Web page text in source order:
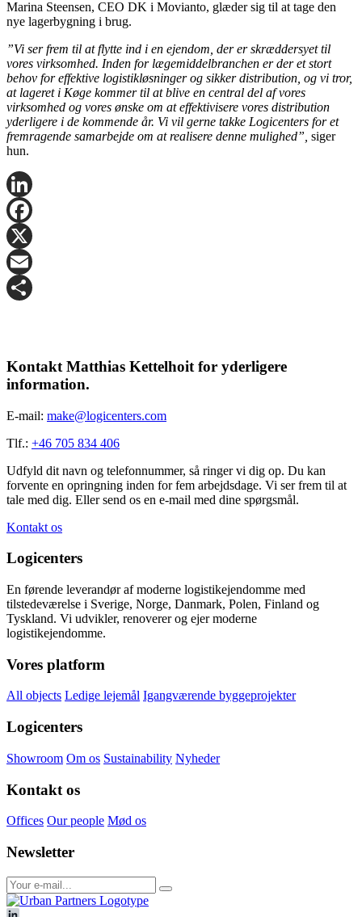
Marina Steensen, CEO DK i Movianto, glæder sig til at tage den
nye lagerbygning i brug.
”Vi ser frem til at flytte ind i en ejendom, der er skræddersyet til
vores virksomhed. Inden for lægemiddelbranchen er der et stort
behov for effektive logistikløsninger og sikker distribution, og vi tror,
at lageret i Køge kommer til at blive en central del af vores
virksomhed og vores ønske om at effektivisere vores distribution
yderligere i de kommende år. Vi vil gerne takke Logicenters for et
fremragende samarbejde om at realisere denne mulighed”, siger
hun.
LinkedIn
Facebook
X
Email
Kontakt Matthias Kettelhoit for yderligere
information.
E-mail: make@logicenters.com
Tlf.: +46 705 834 406
Udfyld dit navn og telefonnummer, så ringer vi dig op. Du kan
forvente en opringning inden for fem arbejdsdage. Vi ser frem til at
tale med dig. Eller send os en e-mail med dine spørgsmål.
Kontakt os
Logicenters
En førende leverandør af moderne logistikejendomme med
tilstedeværelse i Sverige, Norge, Danmark, Polen, Finland og
Tyskland. Vi udvikler, renoverer og ejer moderne
logistikejendomme.
Vores platform
All objects Ledige lejemål Igangværende byggeprojekter
Logicenters
Showroom Om os Sustainability Nyheder
Kontakt os
Offices Our people Mød os
Newsletter